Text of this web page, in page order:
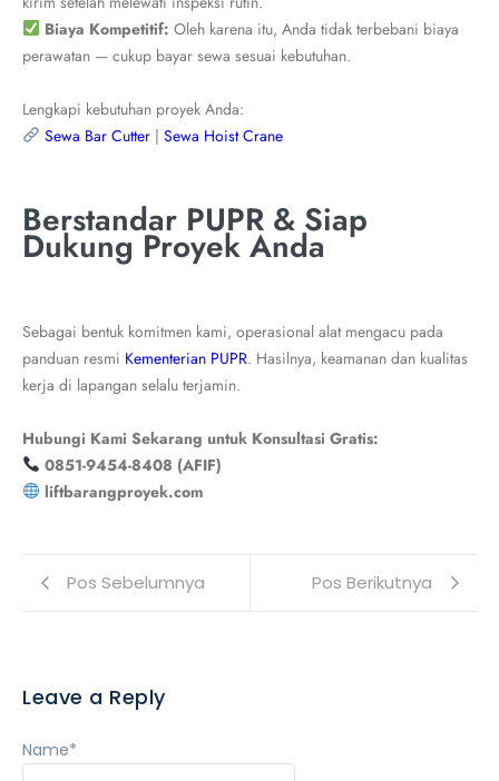
Biaya Kompetitif: Oleh karena itu, Anda tidak terbebani biaya
perawatan — cukup bayar sewa sesuai kebutuhan.
Lengkapi kebutuhan proyek Anda:
Sewa Bar Cutter| Sewa Hoist Crane
Berstandar PUPR & Siap
Dukung Proyek Anda
Sebagai bentuk komitmen kami, operasional alat mengacu pada
panduan resmi Kementerian PUPR. Hasilnya, keamanan dan kualitas
kerja di lapangan selalu terjamin.
Hubungi Kami Sekarang untuk Konsultasi Gratis:
0851-9454-8408 (AFIF)
liftbarangproyek.com
Pos Sebelumnya Pos Berikutnya
Leave a Reply
Name*